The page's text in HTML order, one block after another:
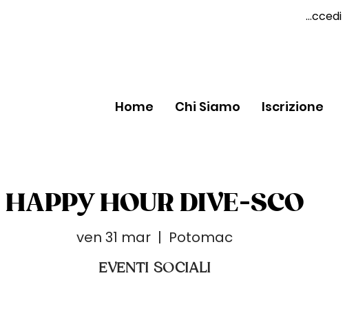
Accedi
Home Chi Siamo Iscrizione
HAPPY HOUR DIVE-SCO
ven 31 mar
  |
Potomac
EVENTI SOCIALI